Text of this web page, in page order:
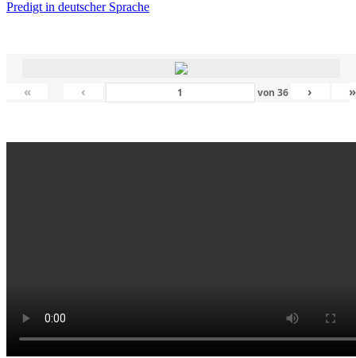
Predigt in deutscher Sprache
« ‹ von 36 › »